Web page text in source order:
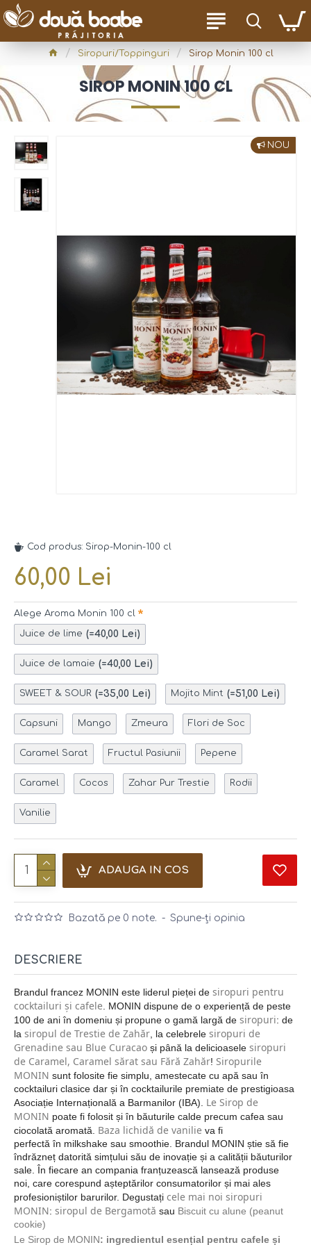
Siropuri/Toppinguri Sirop Monin 100 cl
SIROP MONIN 100 CL
NOU
Cod produs: Sirop-Monin-100 cl
Bazată pe 0 note. - Spune-ţi opinia
60,00 Lei
Alege Aroma Monin 100 cl
Juice de lime (=40,00 Lei)
Juice de lamaie (=40,00 Lei)
SWEET & SOUR (=35,00 Lei) Mojito Mint (=51,00 Lei)
Capsuni Mango Zmeura Flori de Soc
Caramel Sarat Fructul Pasiunii Pepene
Caramel Cocos Zahar Pur Trestie Rodii
Vanilie
ADAUGA IN COS
DESCRIERE
Brandul francez MONIN este liderul pieței de siropuri pentru
cocktailuri și cafele . MONIN dispune de o experiență de peste
100 de ani în domeniu și propune o gamă largă de siropuri: de
la siropul de Trestie de Zahăr , la celebrele siropuri de
Grenadine sau Blue Curacao și până la delicioasele siropuri
de Caramel, Caramel sărat sau Fără Zahăr! Siropurile
MONIN sunt folosite fie simplu, amestecate cu apă sau în
cocktailuri clasice dar și în cocktailurile premiate de prestigioasa
Asociație Internațională a Barmanilor (IBA). Le Sirop de
MONIN poate fi folosit și în băuturile calde precum cafea sau
ciocolată aromată. Baza lichidă de vanilie va fi
perfectă în milkshake sau smoothie. Brandul MONIN știe să fie
îndrăzneț datorită simțului său de inovație și a calității băuturilor
sale. În fiecare an compania franțuzească lansează produse
noi, care corespund așteptărilor consumatorilor și mai ales
profesioniștilor barurilor. Degustați cele mai noi siropuri
MONIN: siropul de Bergamotă sau Biscuit cu alune (peanut
cookie)
Le Sirop de MONIN: ingredientul esențial pentru cafele și